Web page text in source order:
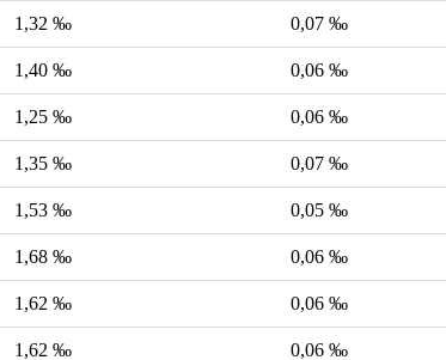
1,32 ‰ 0,07 ‰
1,40 ‰ 0,06 ‰
1,25 ‰ 0,06 ‰
1,35 ‰ 0,07 ‰
1,53 ‰ 0,05 ‰
1,68 ‰ 0,06 ‰
1,62 ‰ 0,06 ‰
1,62 ‰ 0,06 ‰